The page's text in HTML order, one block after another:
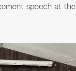
speech at the